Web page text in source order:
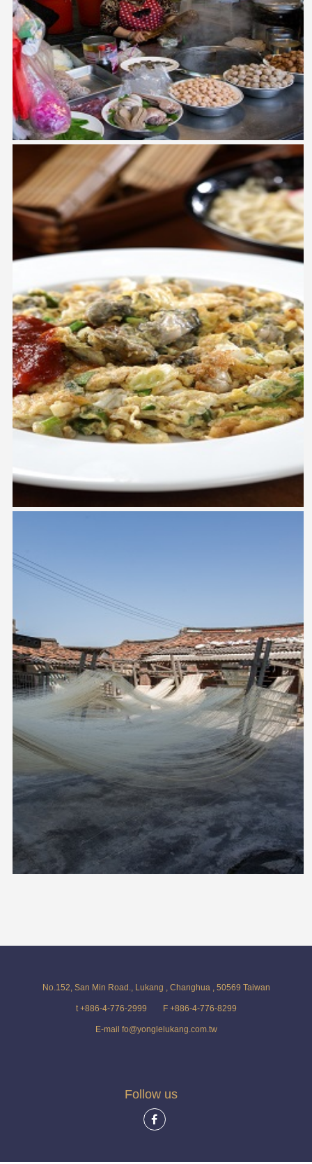
No.152, San Min Road., Lukang , Changhua , 50569 Taiwan
t +886-4-776-2999 F +886-4-776-8299
E-mail fo@yonglelukang.com.tw
Follow us